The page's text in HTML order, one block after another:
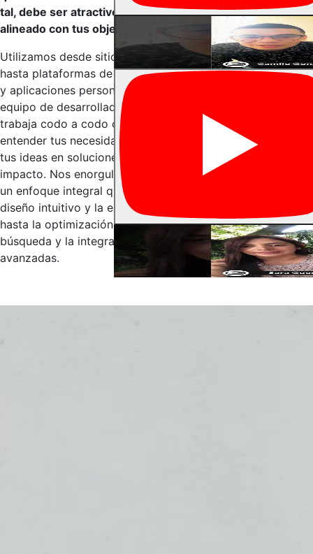
tal, debe ser atractivo, funcional y
alineado con tus objetivos de negocio.
Utilizamos desde sitios web corporativos
hasta plataformas de comercio electrónico
y aplicaciones personalizadas, nuestro
equipo de desarrolladores expertos
trabaja codo a codo contigo para
entender tus necesidades y transformar
tus ideas en soluciones digitales de alto
impacto. Nos enorgullecemos de ofrecer
un enfoque integral que abarca desde el
diseño intuitivo y la experiencia del usuario
hasta la optimización para motores de
búsqueda y la integración de tecnologías
avanzadas.